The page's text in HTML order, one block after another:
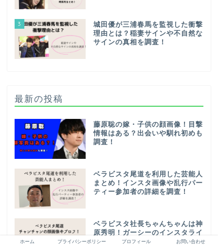
3
城田優が三浦春馬を監視した衝撃
理由とは？稲妻サインや不自然な
サインの真相を調査！
最新の投稿
藤原聡の嫁・子供の顔画像！目撃
情報はある？出会いや馴れ初めも
調査！
ベラビスタ尾道を利用した芸能人
まとめ！インスタ画像や乱行パー
ティー参加者の詳細を調査！
ベラビスタ社長ちゃんちゃんは神
原秀明！ガーシーのインスタライ
ブで特定！乱交パーティがヤバ
ホーム プライバシーポリシー プロフィール お問い合わせ